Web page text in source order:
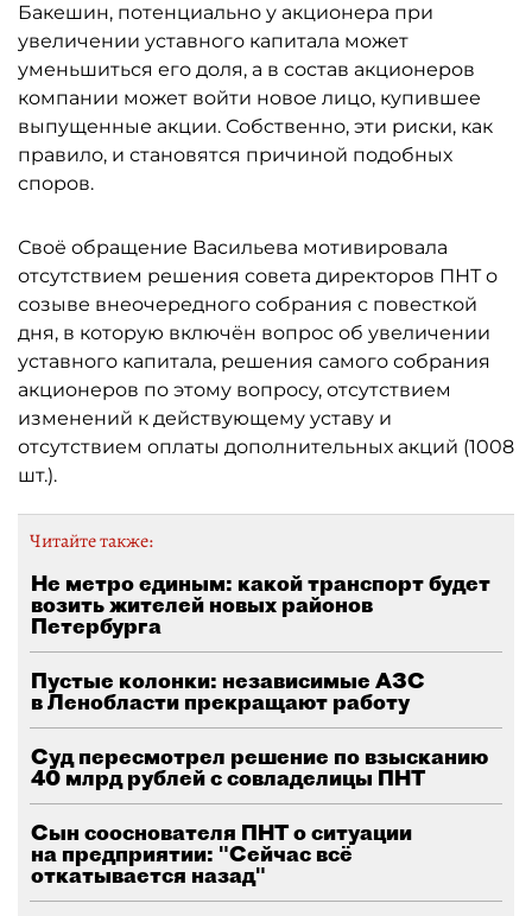
Бакешин, потенциально у акционера при
увеличении уставного капитала может
уменьшиться его доля, а в состав акционеров
компании может войти новое лицо, купившее
выпущенные акции. Собственно, эти риски, как
правило, и становятся причиной подобных
споров.
Своё обращение Васильева мотивировала
отсутствием решения совета директоров ПНТ о
созыве внеочередного собрания с повесткой
дня, в которую включён вопрос об увеличении
уставного капитала, решения самого собрания
акционеров по этому вопросу, отсутствием
изменений к действующему уставу и
отсутствием оплаты дополнительных акций (1008
шт.).
Читайте также:
Не метро единым: какой транспорт будет
возить жителей новых районов
Петербурга
Пустые колонки: независимые АЗС
в Ленобласти прекращают работу
Суд пересмотрел решение по взысканию
40 млрд рублей с совладелицы ПНТ
Сын сооснователя ПНТ о ситуации
на предприятии: "Сейчас всё
откатывается назад"